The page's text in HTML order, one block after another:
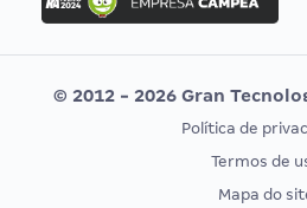
Concurso MPU
Editais publicados
CONCURSOS POR PROFISSÃO
© 2012 - 2026 Gran
Política de
Termos de
Mapa do